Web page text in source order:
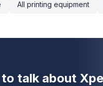
All printing equipment
to talk about